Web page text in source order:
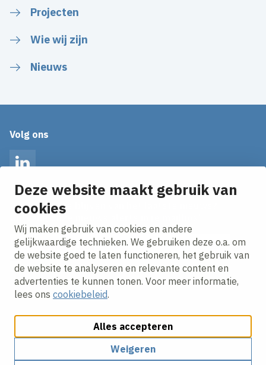
Deze website maakt gebruik van
cookies
Wij maken gebruik van cookies en andere
gelijkwaardige technieken. We gebruiken deze o.a. om
de website goed te laten functioneren, het gebruik van
de website te analyseren en relevante content en
advertenties te kunnen tonen. Voor meer informatie,
lees ons cookiebeleid.
Alles accepteren
Weigeren
Projecten
Wie wij zijn
Nieuws
Volg ons
Op de hoogte blijven van het laatste nieuws?
Ontvang onze nieuws alerts in je mailbox!
E-mailadres
Ik ga akkoord met hetprivacy statement.
Cookies aanpassenCookie beleidPrivacy policy